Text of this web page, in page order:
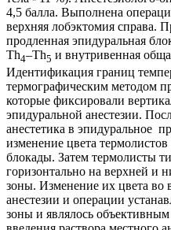
4,5 балла. Выполнена
верхняя лобэктомия справа.
продленная эпидуральная
Th4–Th5 и внутривенная
Идентификация границ
термографическим методом
которые фиксировали
эпидуральной анестезии.
анестетика в эпидуральное
изменение цвета
блокады. Затем термолисты
горизонтально на верхней и
зоны. Изменение их цвета во
анестезии и операции
зоны и являлось